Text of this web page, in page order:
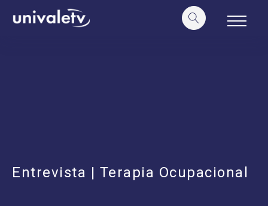
conteúdo
Entrevista | Terapia Ocupacional